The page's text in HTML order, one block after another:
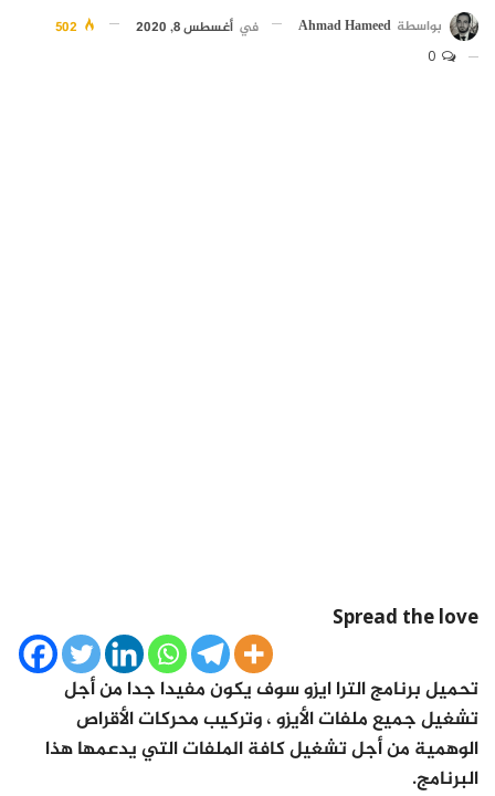
بواسطة Ahmad Hameed في أغسطس 8, 2020
Spread the love
تحميل برنامج الترا ايزو سوف يكون مفيدا جدا من أجل
تشغيل جميع ملفات الأيزو ، وتركيب محركات الأقراص
الوهمية من أجل تشغيل كافة الملفات التي يدعمها هذا
البرنامج.